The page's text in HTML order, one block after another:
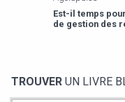
Est-il temps
de gestion des
TROUVER UN LIVRE